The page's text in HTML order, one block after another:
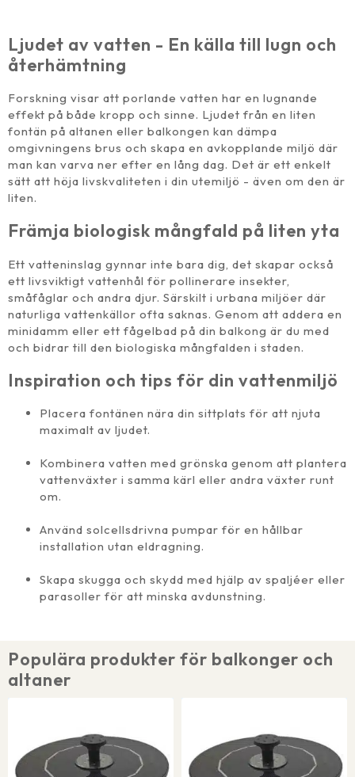
Ljudet av vatten - En källa till lugn och
återhämtning
Forskning visar att porlande vatten har en lugnande
effekt på både kropp och sinne. Ljudet från en liten
fontän på altanen eller balkongen kan dämpa
omgivningens brus och skapa en avkopplande miljö där
man kan varva ner efter en lång dag. Det är ett enkelt
sätt att höja livskvaliteten i din utemiljö - även om den är
liten.
Främja biologisk mångfald på liten yta
Ett vatteninslag gynnar inte bara dig, det skapar också
ett livsviktigt vattenhål för pollinerare insekter,
småfåglar och andra djur. Särskilt i urbana miljöer där
naturliga vattenkällor ofta saknas. Genom att addera en
minidamm eller ett fågelbad på din balkong är du med
och bidrar till den biologiska mångfalden i staden.
Inspiration och tips för din vattenmiljö
Placera fontänen nära din sittplats för att njuta
maximalt av ljudet.
Kombinera vatten med grönska genom att plantera
vattenväxter i samma kärl eller andra växter runt
om.
Använd solcellsdrivna pumpar för en hållbar
installation utan eldragning.
Skapa skugga och skydd med hjälp av spaljéer eller
parasoller för att minska avdunstning.
Populära produkter för balkonger och
altaner